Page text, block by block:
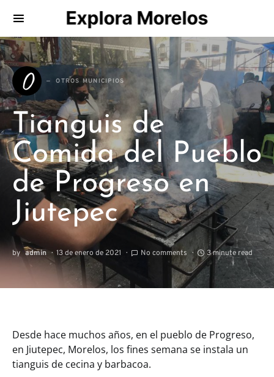
Explora Morelos
Search for:
O OTROS MUNICIPIOS
Tianguis de
Comida del Pueblo
de Progreso en
Jiutepec
by admin 13 de enero de 2021 No comments 3 minute read
Desde hace muchos años, en el pueblo de Progreso,
en Jiutepec, Morelos, los fines semana se instala un
tianguis de cecina y barbacoa.